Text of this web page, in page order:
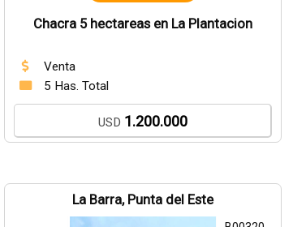
Chacra 5 hectareas en La Plantacion
Venta
5 Has. Total
USD 1.200.000
La Barra, Punta del Este